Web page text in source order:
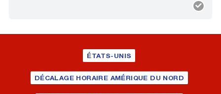
ÉTATS-UNIS
DÉCALAGE HORAIRE AMÉRIQUE DU NORD